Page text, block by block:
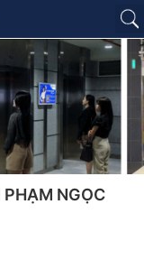
PHẠM NGỌC